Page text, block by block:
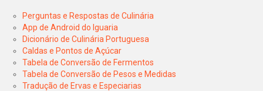
Perguntas e Respostas de Culinária
App de Android do Iguaria
Dicionário de Culinária Portuguesa
Caldas e Pontos de Açúcar
Tabela de Conversão de Fermentos
Tabela de Conversão de Pesos e Medidas
Tradução de Ervas e Especiarias